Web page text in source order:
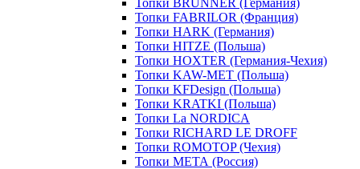
Топки BRUNNER (Германия)
Топки FABRILOR (Франция)
Топки HARK (Германия)
Топки HITZE (Польша)
Топки HOXTER (Германия-Чехия)
Топки KAW-MET (Польша)
Топки KFDesign (Польша)
Топки KRATKI (Польша)
Топки La NORDICA
Топки RICHARD LE DROFF
Топки ROMOTOP (Чехия)
Топки МЕТА (Россия)